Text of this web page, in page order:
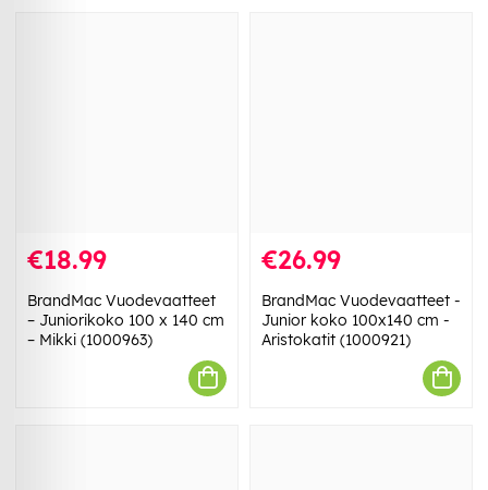
€18.99
BrandMac Vuodevaatteet
– Juniorikoko 100 x 140 cm
– Mikki (1000963)
€26.99
BrandMac Vuodevaatteet -
Junior koko 100x140 cm -
Aristokatit (1000921)